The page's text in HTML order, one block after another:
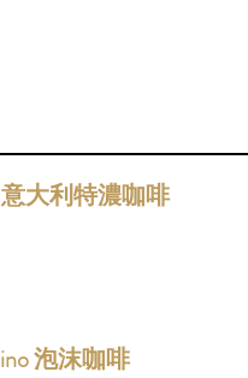
意大利特濃咖啡
泡沫咖啡